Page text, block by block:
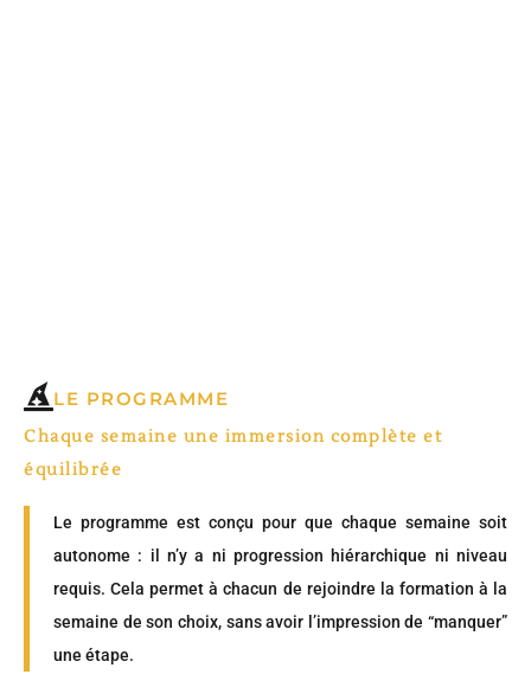
LE PROGRAMME
Chaque semaine une immersion complète et
équilibrée
Le programme est conçu pour que chaque semaine soit
autonome : il n’y a ni progression hiérarchique ni niveau
requis. Cela permet à chacun de rejoindre la formation à la
semaine de son choix, sans avoir l’impression de “manquer”
une étape.